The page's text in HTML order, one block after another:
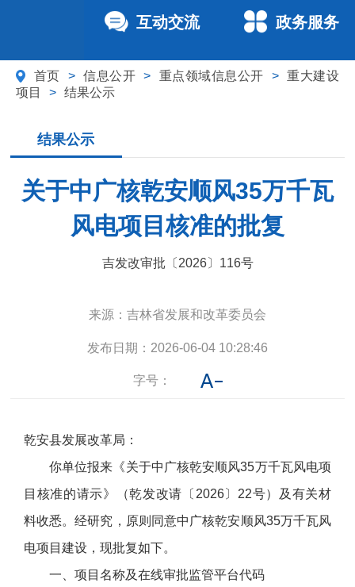
互动交流 政务服务
首页 > 信息公开 > 重点领域信息公开 > 重大建设
项目
> 结果公示
结果公示
关于中广核乾安顺风35万千瓦
风电项目核准的批复
吉发改审批〔2026〕116号
来源： 吉林省发展和改革委员会
发布日期： 2026-06-04 10:28:46
字号：
乾安县发展改革局：
你单位报来《关于中广核乾安顺风35万千瓦风电项
目核准的请示》（乾发改请〔2026〕22号）及有关材
料收悉。经研究，原则同意中广核乾安顺风35万千瓦风
电项目建设，现批复如下。
一、项目名称及在线审批监管平台代码